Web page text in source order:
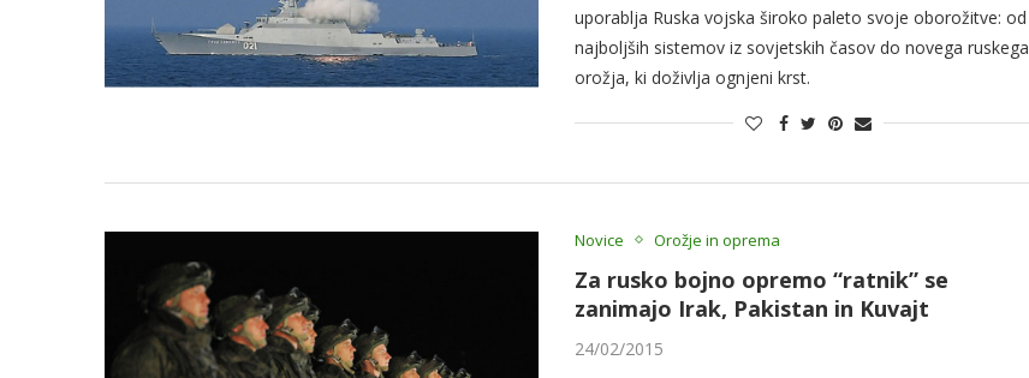
uporablja Ruska vojska široko paleto svoje oborožitve: od
najboljših sistemov iz sovjetskih časov do novega ruskega
orožja, ki doživlja ognjeni krst.
Novice Orožje in oprema
Za rusko bojno opremo “ratnik” se
zanimajo Irak, Pakistan in Kuvajt
24/02/2015